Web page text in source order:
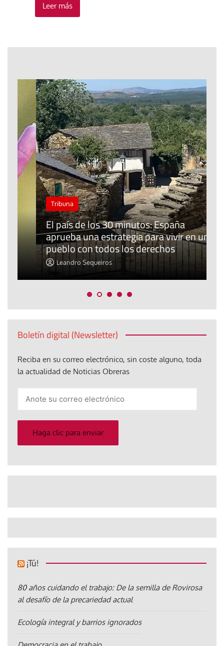
Leer más
Tribuna
El país de los 30 minutos: España
aprueba una estrategia para vivir en un
pueblo con todos los derechos
Leandro Sequeiros
Boletín digital (Newsletter)
Reciba en su correo electrónico, sin coste alguno, toda
la actualidad de Noticias Obreras
electrónico
Haga clic para enviar
¡Tú!
80 años cuidando el trabajo: De la semilla de Rovirosa
al desafío de la precariedad actual
Ecología integral y barrios ignorados